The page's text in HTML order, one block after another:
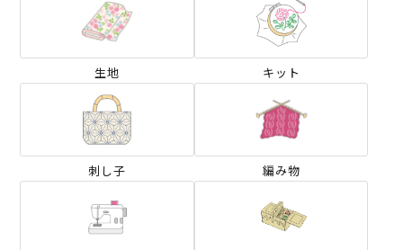
生地 キット
刺し子 編み物